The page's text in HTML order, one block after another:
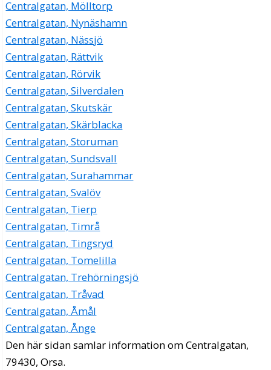
Centralgatan, Mölltorp
Centralgatan, Nynäshamn
Centralgatan, Nässjö
Centralgatan, Rättvik
Centralgatan, Rörvik
Centralgatan, Silverdalen
Centralgatan, Skutskär
Centralgatan, Skärblacka
Centralgatan, Storuman
Centralgatan, Sundsvall
Centralgatan, Surahammar
Centralgatan, Svalöv
Centralgatan, Tierp
Centralgatan, Timrå
Centralgatan, Tingsryd
Centralgatan, Tomelilla
Centralgatan, Trehörningsjö
Centralgatan, Tråvad
Centralgatan, Åmål
Centralgatan, Ånge
Den här sidan samlar information om Centralgatan,
79430, Orsa.